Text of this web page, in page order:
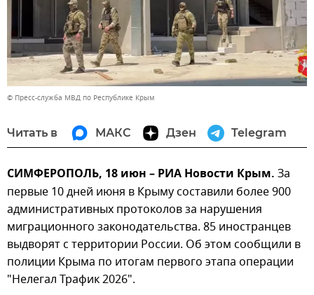
© Пресс-служба МВД по Республике Крым
Читать в МАКС Дзен Telegram
СИМФЕРОПОЛЬ, 18 июн – РИА Новости Крым. За
первые 10 дней июня в Крыму составили более 900
административных протоколов за нарушения
миграционного законодательства. 85 иностранцев
выдворят с территории России. Об этом сообщили в
полиции Крыма по итогам первого этапа операции
"Нелегал Трафик 2026".